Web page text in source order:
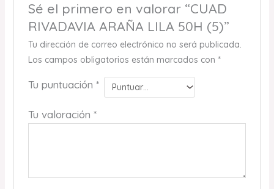
Sé el primero en valorar “CUAD
RIVADAVIA ARAÑA LILA 50H (5)”
Tu dirección de correo electrónico no será publicada.
Los campos obligatorios están marcados con *
Tu puntuación *
Tu valoración *